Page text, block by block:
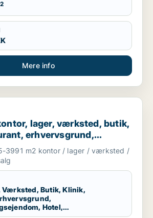
2
Mere info
lager, værksted, butik, klinik,
lager, værksted, butik,
erhvervsgrund,
hotel,
eller garage til salg i
eller Almind m.fl.
3991 m2 kontor / lager / værksted /
Værksted, Butik, Klinik,
Hotel,
Garage